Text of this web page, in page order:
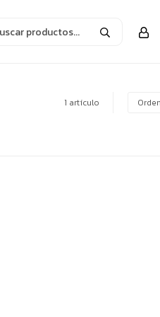
1 artículo